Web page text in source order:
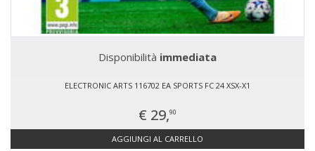
Disponibilità immediata
ELECTRONIC ARTS 116702 EA SPORTS FC 24 XSX-X1
€ 29,90
AGGIUNGI AL CARRELLO